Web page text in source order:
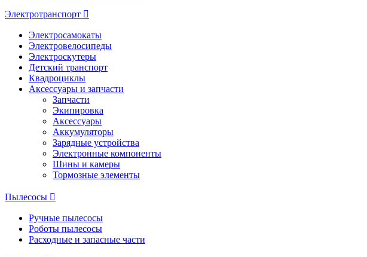
Электротранспорт
Электросамокаты
Электровелосипеды
Электроскутеры
Детский транспорт
Квадроциклы
Аксессуары и запчасти
Запчасти
Экипировка
Аксессуары
Аккумуляторы
Зарядные устройства
Электронные компоненты
Шины и камеры
Тормозные элементы
Пылесосы
Ручные пылесосы
Роботы пылесосы
Расходные и запасные части